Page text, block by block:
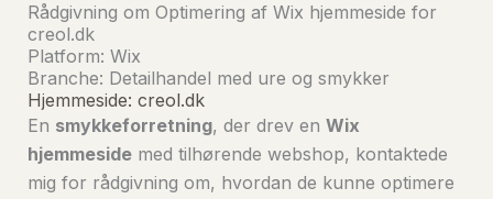
Rådgivning om Optimering af Wix hjemmeside for
creol.dk
Platform: Wix
Branche: Detailhandel med ure og smykker
Hjemmeside: creol.dk
En smykkeforretning, der drev en Wix
hjemmesidemed tilhørende webshop, kontaktede
mig for rådgivning om, hvordan de kunne optimere